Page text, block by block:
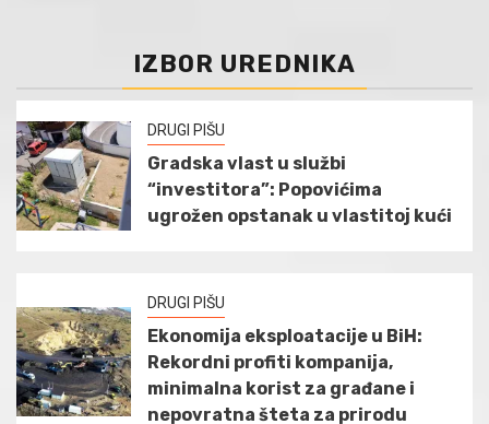
IZBOR UREDNIKA
DRUGI PIŠU
Gradska vlast u službi
“investitora”: Popovićima
ugrožen opstanak u vlastitoj kući
DRUGI PIŠU
Ekonomija eksploatacije u BiH:
Rekordni profiti kompanija,
minimalna korist za građane i
nepovratna šteta za prirodu